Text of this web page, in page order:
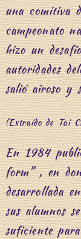
una comitiva
campeonato
hizo un
autoridades
salió airoso y
(Extraído de Tai
En 1984
form” , en
desarrollada
sus alumnos
suficiente